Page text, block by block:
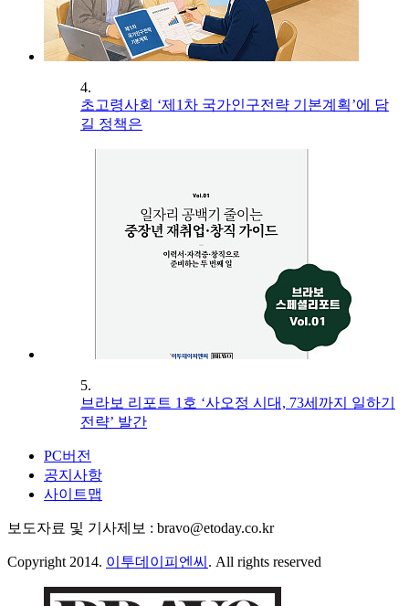
4.
초고령사회 ‘제1차 국가인구전략 기본계획’에 담
길 정책은
5.
브라보 리포트 1호 ‘사오정 시대, 73세까지 일하기
전략’ 발간
PC버전
공지사항
사이트맵
보도자료 및 기사제보 : bravo@etoday.co.kr
Copyright 2014. 이투데이피엔씨 . All rights reserved